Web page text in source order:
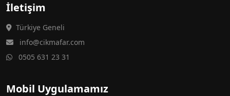
İletişim
Türkiye Geneli
info@cikmafar.com
0505 631 23 31
Mobil Uygulamamız